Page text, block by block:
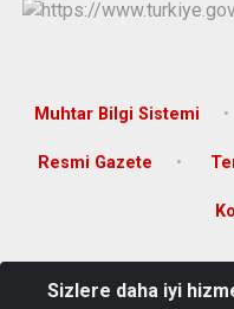
Muhtar Bilgi Sistemi
Resmi Gazete
Temmuz
Sizlere daha iyi